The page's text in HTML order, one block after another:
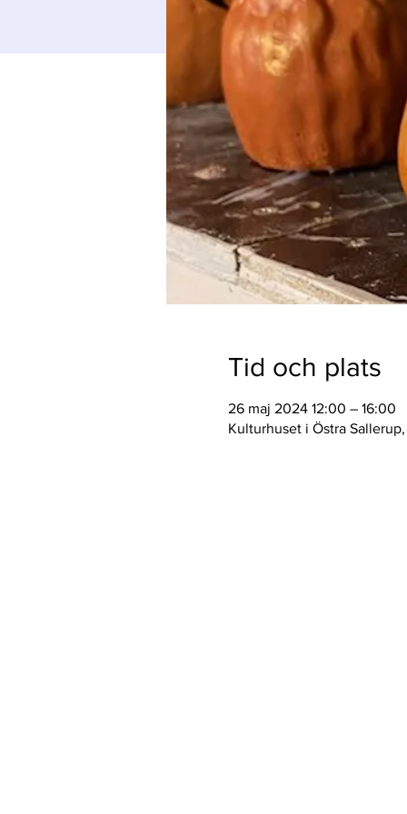
Tid och plats
26 maj 2024 12:00 – 16:00
Kulturhuset i Östra